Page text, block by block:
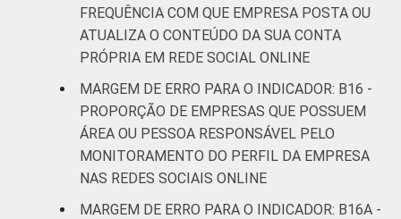
FREQUÊNCIA COM QUE EMPRESA POSTA OU
ATUALIZA O CONTEÚDO DA SUA CONTA
PRÓPRIA EM REDE SOCIAL ONLINE
MARGEM DE ERRO PARA O INDICADOR: B16 -
PROPORÇÃO DE EMPRESAS QUE POSSUEM
ÁREA OU PESSOA RESPONSÁVEL PELO
MONITORAMENTO DO PERFIL DA EMPRESA
NAS REDES SOCIAIS ONLINE
MARGEM DE ERRO PARA O INDICADOR: B16A -